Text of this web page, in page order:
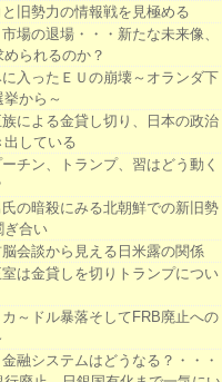
旧勢力の情報戦を見極める
場の退場・・・新たな未来像、
められるのか？
入ったＥＵの崩壊～オランダ下
挙から～
による金貸し切り、日本の政治
出している
チン、トランプ、習はどう動く
の暗殺にみる北朝鮮での新旧勢
ぎ合い
脳会談から見える日米露の関係
は金貸しを切りトランプについ
～ドル暴落そしてFRB廃止への
融システムはどうなる？・・・